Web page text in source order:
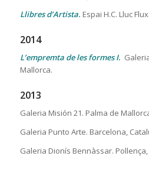
Llibres d’Artista. Espai H.C. Lluc
2014
L’empremta de les formes I.
Mallorca.
2013
Galeria Misión 21. Palma de
Galeria Punto Arte. Barcelona,
Galeria Dionís Bennàssar.